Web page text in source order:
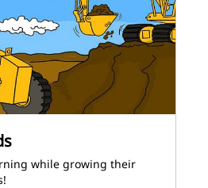
while growing their